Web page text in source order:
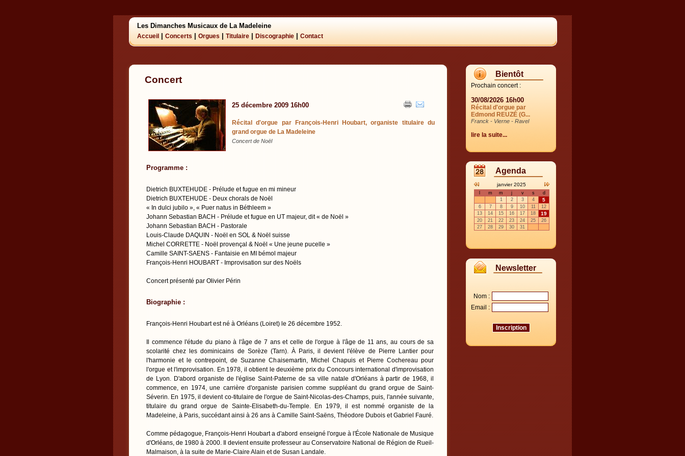
Les Dimanches Musicaux de La Madeleine
Accueil Concerts Orgues Titulaire Discographie Contact
Concert
25 décembre 2009 16h00
Récital d'orgue par François-Henri Houbart, organiste titulaire du
grand orgue de La Madeleine
Concert de Noël
Programme :
Dietrich BUXTEHUDE - Prélude et fugue en mi mineur
Dietrich BUXTEHUDE - Deux chorals de Noël
« In dulci jubilo », « Puer natus in Béthleem »
Johann Sebastian BACH - Prélude et fugue en UT majeur, dit « de Noël »
Johann Sebastian BACH - Pastorale
Louis-Claude DAQUIN - Noël en SOL & Noël suisse
Michel CORRETTE - Noël provençal & Noël « Une jeune pucelle »
Camille SAINT-SAENS - Fantaisie en MI bémol majeur
François-Henri HOUBART - Improvisation sur des Noëls
Concert présenté par Olivier Périn
Biographie :
François-Henri Houbart est né à Orléans (Loiret) le 26 décembre 1952.
Il commence l'étude du piano à l'âge de 7 ans et celle de l'orgue à l'âge de 11 ans, au cours de sa
scolarité chez les dominicains de Sorèze (Tarn). À Paris, il devient l'élève de Pierre Lantier pour
l'harmonie et le contrepoint, de Suzanne Chaisemartin, Michel Chapuis et Pierre Cochereau pour
l'orgue et l'improvisation. En 1978, il obtient le deuxième prix du Concours international d'improvisation
de Lyon. D'abord organiste de l'église Saint-Paterne de sa ville natale d'Orléans à partir de 1968, il
commence, en 1974, une carrière d'organiste parisien comme suppléant du grand orgue de Saint-
Séverin. En 1975, il devient co-titulaire de l'orgue de Saint-Nicolas-des-Champs, puis, l'année suivante,
titulaire du grand orgue de Sainte-Elisabeth-du-Temple. En 1979, il est nommé organiste de la
Madeleine, à Paris, succédant ainsi à 26 ans à Camille Saint-Saëns, Théodore Dubois et Gabriel Fauré.
Comme pédagogue, François-Henri Houbart a d'abord enseigné l'orgue à l'École Nationale de Musique
d'Orléans, de 1980 à 2000. Il devient ensuite professeur au Conservatoire National de Région de Rueil-
Malmaison, à la suite de Marie-Claire Alain et de Susan Landale.
Bientôt
Prochain concert :
30/08/2026 16h00
Récital d'orgue par
Edmond REUZÉ (G...
Franck - Vierne - Ravel
lire la suite...
Agenda
janvier 2025
m m j v s
d
1
2 3 4 5
6 7 8 9 10 11
12
13
14 15 16 17 18 19
20 21 22 23 24 25
26
27
28 29 30 31
Newsletter
Nom :
Email :